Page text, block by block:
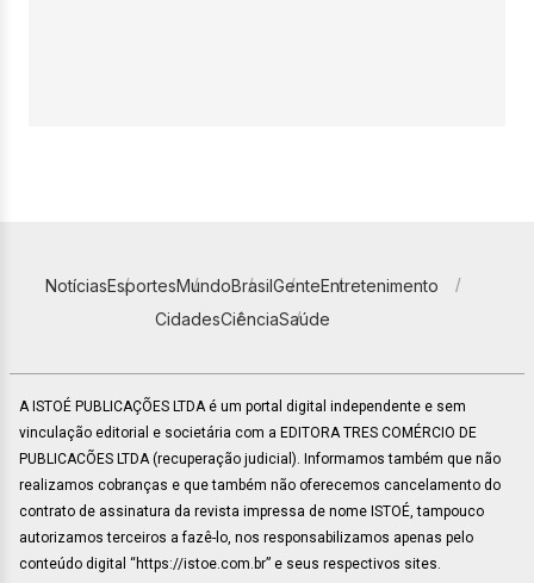
NotíciasEsportesMundoBrasilGenteEntretenimento
CidadesCiênciaSaúde
A ISTOÉ PUBLICAÇÕES LTDA é um portal digital independente e sem
vinculação editorial e societária com a EDITORA TRES COMÉRCIO DE
PUBLICACÕES LTDA (recuperação judicial). Informamos também que não
realizamos cobranças e que também não oferecemos cancelamento do
contrato de assinatura da revista impressa de nome ISTOÉ, tampouco
autorizamos terceiros a fazê-lo, nos responsabilizamos apenas pelo
conteúdo digital “https://istoe.com.br” e seus respectivos sites.